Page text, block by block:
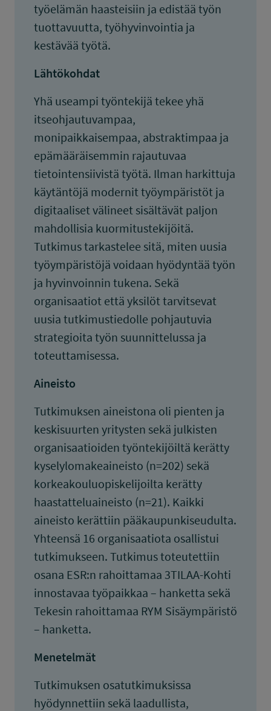
työelämän haasteisiin ja edistää työn
tuottavuutta, työhyvinvointia ja
kestävää työtä.
Lähtökohdat
Yhä useampi työntekijä tekee yhä
itseohjautuvampaa,
monipaikkaisempaa, abstraktimpaa ja
epämääräisemmin rajautuvaa
tietointensiivistä työtä. Ilman harkittuja
käytäntöjä modernit työympäristöt ja
digitaaliset välineet sisältävät paljon
mahdollisia kuormitustekijöitä.
Tutkimus tarkastelee sitä, miten uusia
työympäristöjä voidaan hyödyntää työn
ja hyvinvoinnin tukena. Sekä
organisaatiot että yksilöt tarvitsevat
uusia tutkimustiedolle pohjautuvia
strategioita työn suunnittelussa ja
toteuttamisessa.
Aineisto
Tutkimuksen aineistona oli pienten ja
keskisuurten yritysten sekä julkisten
organisaatioiden työntekijöiltä kerätty
kyselylomakeaineisto (n=202) sekä
korkeakouluopiskelijoilta kerätty
haastatteluaineisto (n=21). Kaikki
aineisto kerättiin pääkaupunkiseudulta.
Yhteensä 16 organisaatiota osallistui
tutkimukseen. Tutkimus toteutettiin
osana ESR:n rahoittamaa 3TILAA-Kohti
innostavaa työpaikkaa – hanketta sekä
Tekesin rahoittamaa RYM Sisäympäristö
– hanketta.
Menetelmät
Tutkimuksen osatutkimuksissa
hyödynnettiin sekä laadullista,